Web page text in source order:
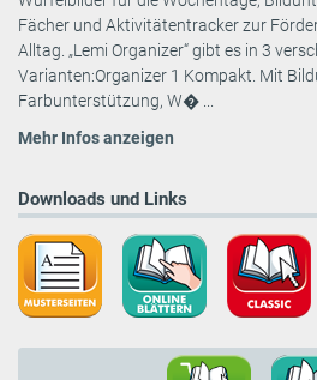
Fächer und Aktivitätentracker zur
Alltag. „Lemi Organizer“ gibt es in 3
Varianten:Organizer 1 Kompakt. Mit
Farbunterstützung, W� ...
Mehr Infos anzeigen
Downloads und Links